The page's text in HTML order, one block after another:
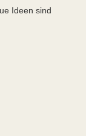
Ideen sind